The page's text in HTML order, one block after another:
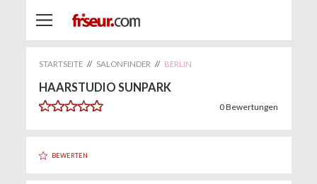
STARTSEITE // SALONFINDER // BERLIN
HAARSTUDIO SUNPARK
0Bewertungen
BEWERTEN